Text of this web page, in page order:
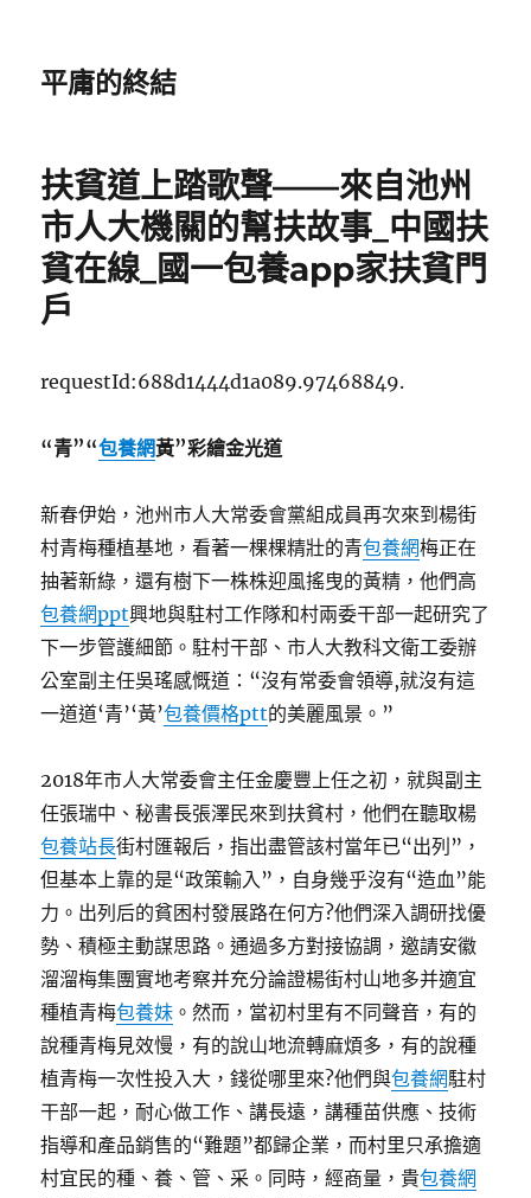
平庸的終結
扶貧道上踏歌聲——來自池州
市人大機關的幫扶故事_中國扶
貧在線_國一包養app家扶貧門
戶
requestId:688d1444d1a089.97468849.
“青”“包養網黃”彩繪金光道
新春伊始，池州市人大常委會黨組成員再次來到楊街
村青梅種植基地，看著一棵棵精壯的青包養網梅正在
抽著新綠，還有樹下一株株迎風搖曳的黃精，他們高
包養網ppt興地與駐村工作隊和村兩委干部一起研究了
下一步管護細節。駐村干部、市人大教科文衛工委辦
公室副主任吳瑤感慨道：“沒有常委會領導,就沒有這
一道道‘青’‘黃’包養價格ptt的美麗風景。”
2018年市人大常委會主任金慶豐上任之初，就與副主
任張瑞中、秘書長張澤民來到扶貧村，他們在聽取楊
包養站長街村匯報后，指出盡管該村當年已“出列”，
但基本上靠的是“政策輸入”，自身幾乎沒有“造血”能
力。出列后的貧困村發展路在何方?他們深入調研找優
勢、積極主動謀思路。通過多方對接協調，邀請安徽
溜溜梅集團實地考察并充分論證楊街村山地多并適宜
種植青梅包養妹 。然而，當初村里有不同聲音，有的
說種青梅見效慢，有的說山地流轉麻煩多，有的說種
植青梅一次性投入大，錢從哪里來?他們與包養網駐村
干部一起，耐心做工作、講長遠，講種苗供應、技術
指導和產品銷售的“難題”都歸企業，而村里只承擔適
村宜民的種、養、管、采。同時，經商量，貴包養網